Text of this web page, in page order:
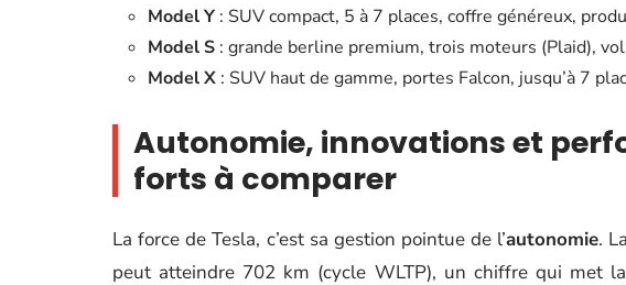
Model Y : SUV compact, 5 à 7 places, coffre généreux,
Model S : grande berline premium, trois moteurs (Plaid),
Model X : SUV haut de gamme, portes Falcon, jusqu’à 7
Autonomie, innovations et
forts à comparer
La force de Tesla, c’est sa gestion pointue de l’autonomie.
peut atteindre 702 km (cycle WLTP), un chiffre qui met